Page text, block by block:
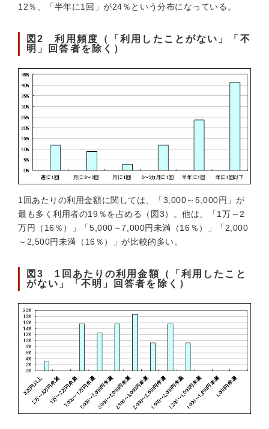
12％、「半年に1回」が24％という分布になっている。
図2 利用頻度（「利用したことがない」「不
明」回答者を除く）
1回あたりの利用金額に関しては、「3,000～5,000円」が
最も多く利用者の19％を占める（図3）。他は、「1万～2
万円（16％）」「5,000～7,000円未満（16％）」「2,000
～2,500円未満（16％）」が比較的多い。
図3 1回あたりの利用金額（「利用したこと
がない」「不明」回答者を除く）